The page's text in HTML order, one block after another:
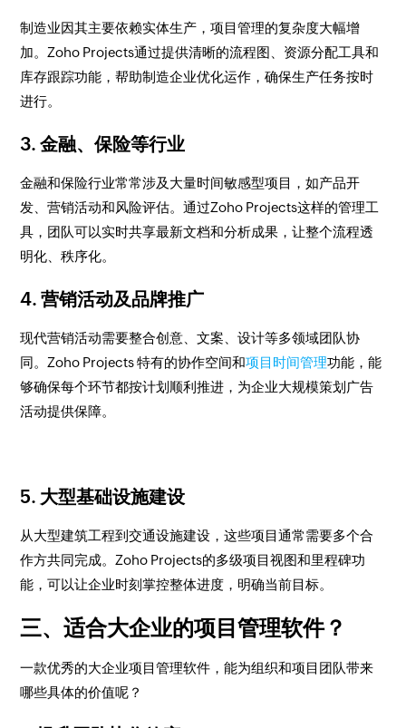
制造业因其主要依赖实体生产，项目管理的复杂度大幅增
加。Zoho Projects通过提供清晰的流程图、资源分配工具和
库存跟踪功能，帮助制造企业优化运作，确保生产任务按时
进行。
3. 金融、保险等行业
金融和保险行业常常涉及大量时间敏感型项目，如产品开
发、营销活动和风险评估。通过Zoho Projects这样的管理工
具，团队可以实时共享最新文档和分析成果，让整个流程透
明化、秩序化。
4. 营销活动及品牌推广
现代营销活动需要整合创意、文案、设计等多领域团队协
同。Zoho Projects 特有的协作空间和项目时间管理功能，能
够确保每个环节都按计划顺利推进，为企业大规模策划广告
活动提供保障。
5. 大型基础设施建设
从大型建筑工程到交通设施建设，这些项目通常需要多个合
作方共同完成。Zoho Projects的多级项目视图和里程碑功
能，可以让企业时刻掌控整体进度，明确当前目标。
三、适合大企业的项目管理软件？
一款优秀的大企业项目管理软件，能为组织和项目团队带来
哪些具体的价值呢？